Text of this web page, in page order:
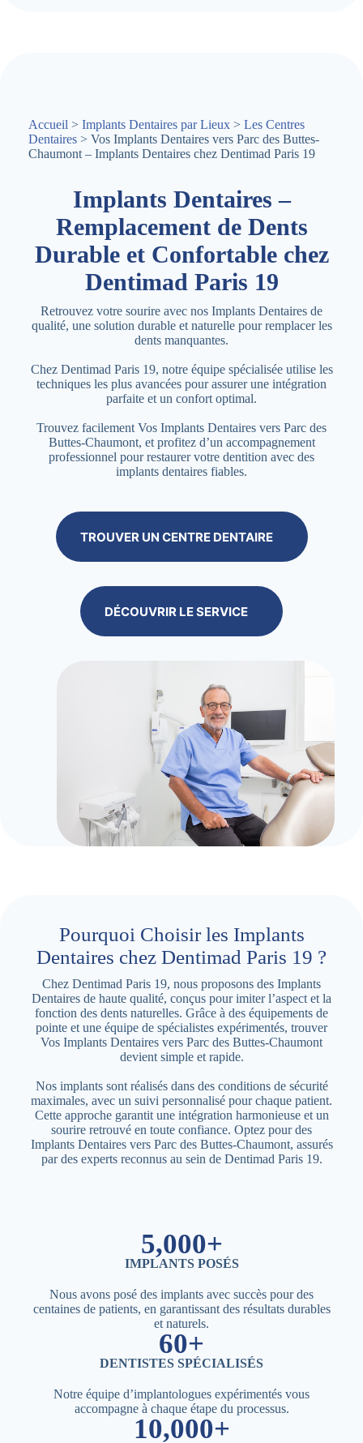
Accueil > Implants Dentaires par Lieux > Les Centres
Dentaires > Vos Implants Dentaires vers Parc des Buttes-
Chaumont – Implants Dentaires chez Dentimad Paris 19
Implants Dentaires –
Remplacement de Dents
Durable et Confortable chez
Dentimad Paris 19
Retrouvez votre sourire avec nos Implants Dentaires de
qualité, une solution durable et naturelle pour remplacer les
dents manquantes.
Chez Dentimad Paris 19, notre équipe spécialisée utilise les
techniques les plus avancées pour assurer une intégration
parfaite et un confort optimal.
Trouvez facilement Vos Implants Dentaires vers Parc des
Buttes-Chaumont, et profitez d’un accompagnement
professionnel pour restaurer votre dentition avec des
implants dentaires fiables.
TROUVER UN CENTRE DENTAIRE
DÉCOUVRIR LE SERVICE
Pourquoi Choisir les Implants
Dentaires chez Dentimad Paris 19 ?
Chez Dentimad Paris 19, nous proposons des Implants
Dentaires de haute qualité, conçus pour imiter l’aspect et la
fonction des dents naturelles. Grâce à des équipements de
pointe et une équipe de spécialistes expérimentés, trouver
Vos Implants Dentaires vers Parc des Buttes-Chaumont
devient simple et rapide.
Nos implants sont réalisés dans des conditions de sécurité
maximales, avec un suivi personnalisé pour chaque patient.
Cette approche garantit une intégration harmonieuse et un
sourire retrouvé en toute confiance. Optez pour des
Implants Dentaires vers Parc des Buttes-Chaumont, assurés
par des experts reconnus au sein de Dentimad Paris 19.
5,000+
IMPLANTS POSÉS
Nous avons posé des implants avec succès pour des
centaines de patients, en garantissant des résultats durables
et naturels.
60+
DENTISTES SPÉCIALISÉS
Notre équipe d’implantologues expérimentés vous
accompagne à chaque étape du processus.
10,000+